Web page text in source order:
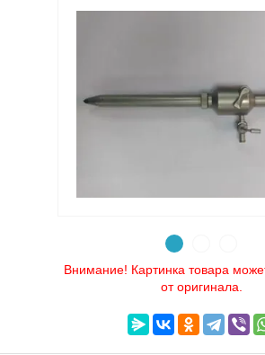
Внимание! Картинка товара
от оригинала.